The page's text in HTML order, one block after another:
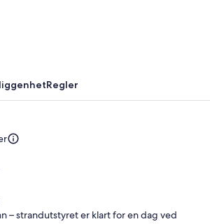
Regler
– strandutstyret er klart for en dag ved